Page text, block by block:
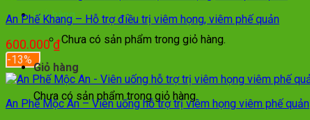
Giỏ hàng
Chưa có sản phẩm trong giỏ hàng.
Giỏ hàng
Chưa có sản phẩm trong giỏ hàng.
An Phế Khang – Hỗ trợ điều trị viêm họng, viêm phế quản
600.000₫
-13%
An Phế Mộc An – Viên uống hỗ trợ trị viêm họng viêm phế quản